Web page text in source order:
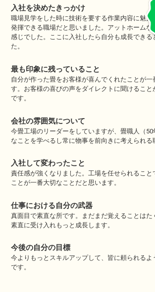
入社を決めたきっかけ
職場見学をした時に技術を要する作業内容に魅
発揮できる職場だと思いました。アットホーム
感じでした。ここに入社したら自分も成長できる
た。
最も印象に残っていること
自分が作った畳をお客様が喜んでくれたことが一
す。お客様の喜びの声をダイレクトに聞けるこ
です。
会社の雰囲気について
今畳工場のリーダーをしていますが、畳職人（50
なことを学べるし常に物事を前向きに考えられる
入社して変わったこと
責任感が強くなりました。工場を任せられること
ことが一番大切なことだと思います。
仕事における自分の武器
真面目で素直な所です。まだまだ覚えることはた
素直に受け入れもっと成長します。
今後の自分の目標
今よりもっとスキルアップして、皆に頼られるよ
です。